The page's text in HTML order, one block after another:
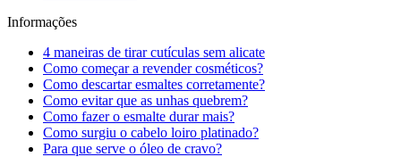
Informações
4 maneiras de tirar cutículas sem alicate
Como começar a revender cosméticos?
Como descartar esmaltes corretamente?
Como evitar que as unhas quebrem?
Como fazer o esmalte durar mais?
Como surgiu o cabelo loiro platinado?
Para que serve o óleo de cravo?